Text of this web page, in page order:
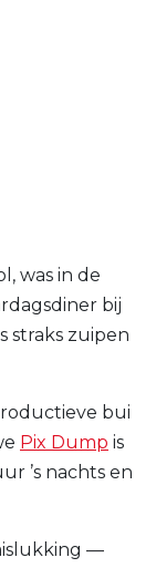
was in de
bij
straks zuipen
bui
Pix Dump is
’s nachts en
—